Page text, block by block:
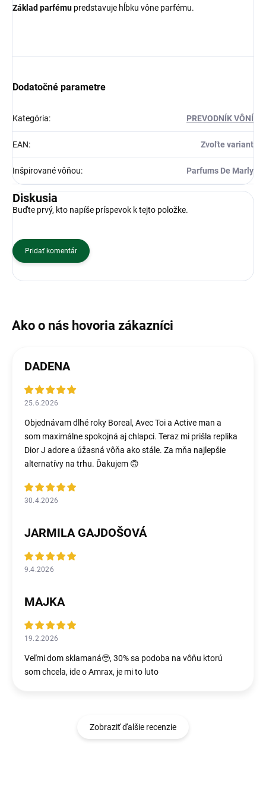
Základ parfému predstavuje hĺbku vône parfému.
Dodatočné parametre
Kategória: PREVODNÍK VÔNÍ
EAN: Zvoľte variant
Inšpirované vôňou: Parfums De Marly
Diskusia
Buďte prvý, kto napíše príspevok k tejto položke.
Pridať komentár
DADENA
25.6.2026
Objednávam dlhé roky Boreal, Avec Toi a Active man a
som maximálne spokojná aj chlapci. Teraz mi prišla replika
Dior J adore a úžasná vôňa ako stále. Za mňa najlepšie
alternatívy na trhu. Ďakujem 🙃
30.4.2026
JARMILA GAJDOŠOVÁ
9.4.2026
MAJKA
19.2.2026
Veľmi dom sklamaná🥹, 30% sa podoba na vôňu ktorú
som chcela, ide o Amrax, je mi to luto
Zobraziť ďalšie recenzie